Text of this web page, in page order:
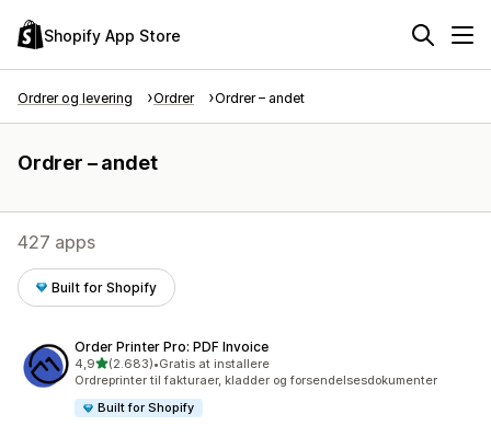
Shopify App Store
Ordrer og levering Ordrer Ordrer – andet
Ordrer – andet
427 apps
Built for Shopify
Order Printer Pro: PDF Invoice
4,9ud af 5 stjerner
(2.683)
2683 anmeldelser i alt
•Gratis at installere
Ordreprinter til fakturaer, kladder og forsendelsesdokumenter
Built for Shopify